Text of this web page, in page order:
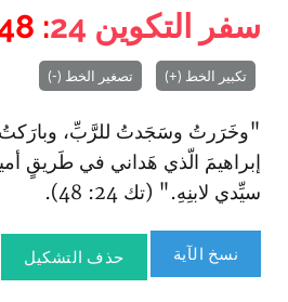
سفر التكوين 24
: 48
تكبير الخط (+) تصغير الخط (-)
"وخَرَرتُ وسَجَدتُ للرَّبِّ، وبارَكتُ
إبراهيمَ الّذي هَداني في طَريقٍ
سيِّدي لابنِهِ." (تك 24: 48).
نسخ الآية حذف التشكيل